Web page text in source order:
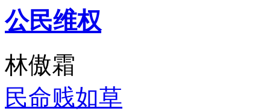
公民维权
林傲霜
民命贱如草